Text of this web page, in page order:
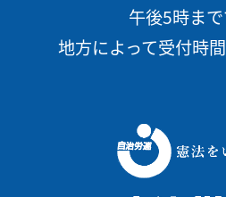
午後5時まで
地方によって受付時